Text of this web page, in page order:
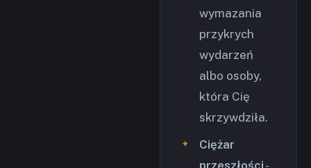
wymazania
przykrych
wydarzeń
albo osoby,
która Cię
skrzywdziła.
Ciężar
przeszłości -